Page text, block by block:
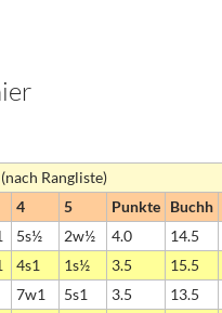
Rangliste)
4 5 Punkte Buchh
5s½ 2w½ 4.0 14.5
4s1 1s½ 3.5 15.5
7w1 5s1 3.5 13.5